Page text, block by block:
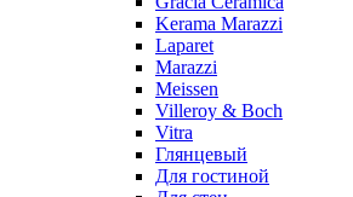
Kerama Marazzi
Laparet
Marazzi
Meissen
Villeroy & Boch
Vitra
Глянцевый
Для гостиной